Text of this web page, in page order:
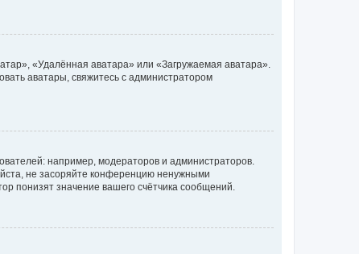
«Удалённая аватара» или «Загружаемая аватара».
аватары, свяжитесь с администратором
например, модераторов и администраторов.
не засоряйте конференцию ненужными
понизят значение вашего счётчика сообщений.